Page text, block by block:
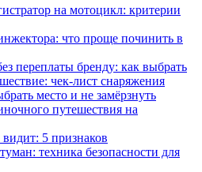
на мотоцикл: критерии
что проще починить в
переплаты бренду: как выбрать
чек-лист снаряжения
место и не замёрзнуть
путешествия на
5 признаков
техника безопасности для